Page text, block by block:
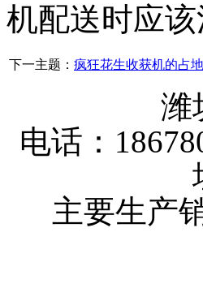
机配送时应
下一主题： 疯狂花生收获机的占
潍
电话：
主要生产